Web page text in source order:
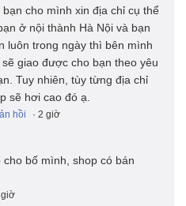
bạn cho mình xin địa chỉ cụ thể
ở nội thành Hà Nội và bạn
luôn trong ngày thì bên mình
giao được cho bạn theo yêu
Tuy nhiên, tùy từng địa chỉ
sẽ hơi cao đó ạ.
hồi · 2 giờ
bố mình, shop có bán
giờ